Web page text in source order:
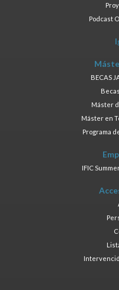
Podcast
BECAS
Máster
Máster en
Programa
IFIC